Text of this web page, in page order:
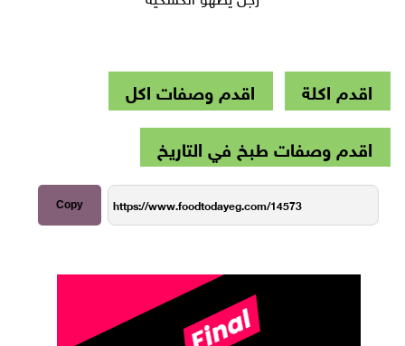
اقدم اكلة
اقدم وصفات اكل
اقدم وصفات طبخ في التاريخ
Copy